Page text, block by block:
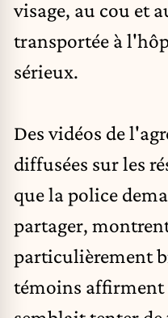
visage, au cou et
transportée à
sérieux.
Des vidéos de
diffusées sur les
que la police
partager,
particulièrement
témoins